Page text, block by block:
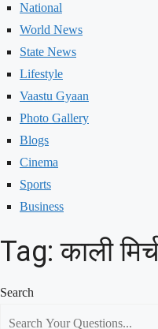
National
World News
State News
Lifestyle
Vaastu Gyaan
Photo Gallery
Blogs
Cinema
Sports
Business
Tag: काली
Search